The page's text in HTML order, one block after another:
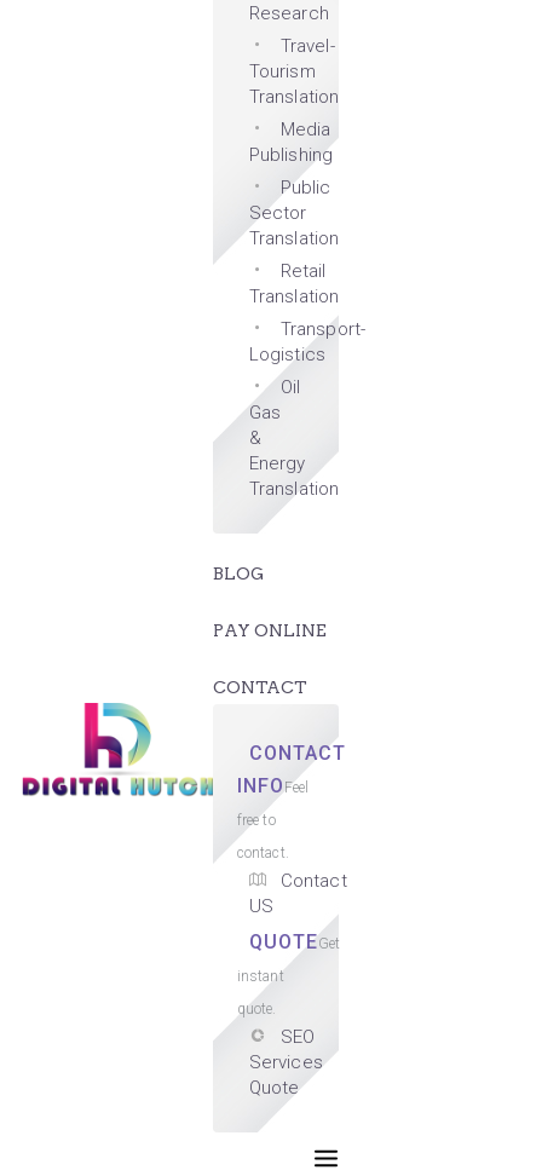
Research
Travel-
Tourism
Translation
Media
Publishing
Public
Sector
Translation
Retail
Translation
Transport-
Logistics
Oil
Gas
&
Energy
Translation
BLOG
PAY ONLINE
CONTACT
CONTACT
INFOFeel
free to
contact.
Contact
US
QUOTEGet
instant
quote.
SEO
Services
Quote